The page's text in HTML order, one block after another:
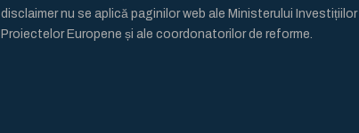
disclaimer nu se aplică paginilor web ale Ministerului Investițiilor
Proiectelor Europene și ale coordonatorilor de reforme.